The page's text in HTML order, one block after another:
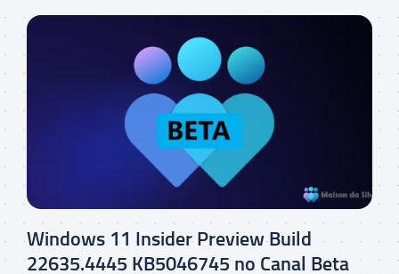
Windows 11 Insider Preview Build
22635.4445 KB5046745 no Canal Beta